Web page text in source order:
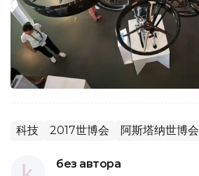
科技 2017世博会 阿斯塔纳世博会
без автора